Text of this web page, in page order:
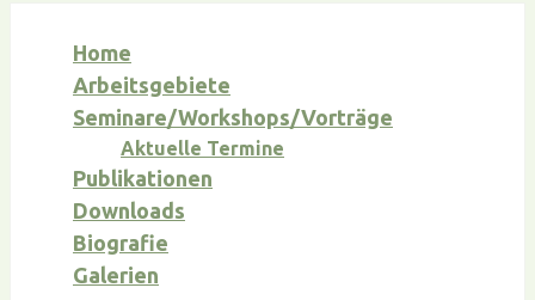
Home
Arbeitsgebiete
Seminare/Workshops/Vorträge
Aktuelle Termine
Publikationen
Downloads
Biografie
Galerien